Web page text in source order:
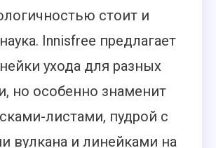
стоит и
Innisfree предлагает
ухода для разных
но особенно знаменит
листами, пудрой с
вулкана и линейками на